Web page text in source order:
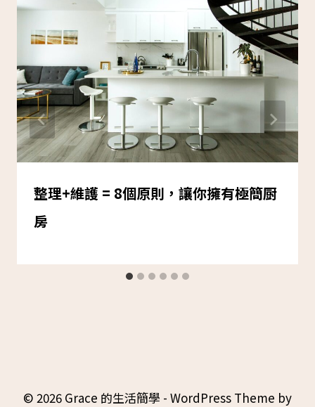
整理+維護 = 8個原則，讓你擁有極簡厨
房
© 2026 Grace 的生活簡學 - WordPress Theme by